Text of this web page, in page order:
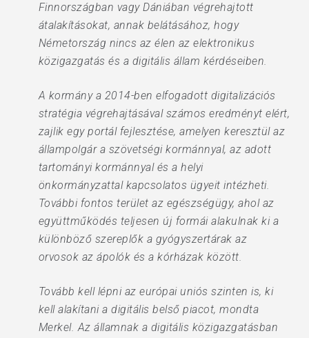
Finnországban vagy Dániában végrehajtott
átalakításokat, annak belátásához, hogy
Németország nincs az élen az elektronikus
közigazgatás és a digitális állam kérdéseiben.
A kormány a 2014-ben elfogadott digitalizációs
stratégia végrehajtásával számos eredményt elért,
zajlik egy portál fejlesztése, amelyen keresztül az
állampolgár a szövetségi kormánnyal, az adott
tartományi kormánnyal és a helyi
önkormányzattal kapcsolatos ügyeit intézheti.
További fontos terület az egészségügy, ahol az
együttműködés teljesen új formái alakulnak ki a
különböző szereplők a gyógyszertárak az
orvosok az ápolók és a kórházak között.
Tovább kell lépni az európai uniós szinten is, ki
kell alakítani a digitális belső piacot, mondta
Merkel. Az államnak a digitális közigazgatásban